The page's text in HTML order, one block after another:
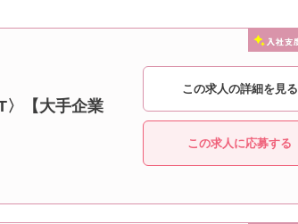
〉【大手企業
この求人の詳細を見る
この求人に応募する